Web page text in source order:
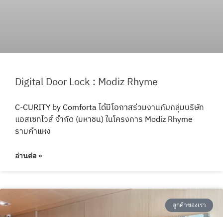
Digital Door Lock : Modiz Rhyme
C-CURITY by Comforta ได้มีโอกาสร่วมงานกับกลุ่มบริษัท
แอสเซทไวส์ จำกัด (มหาชน) ในโครงการ Modiz Rhyme
รามคำแหง
อ่านต่อ »
ลูกค้าของเรา